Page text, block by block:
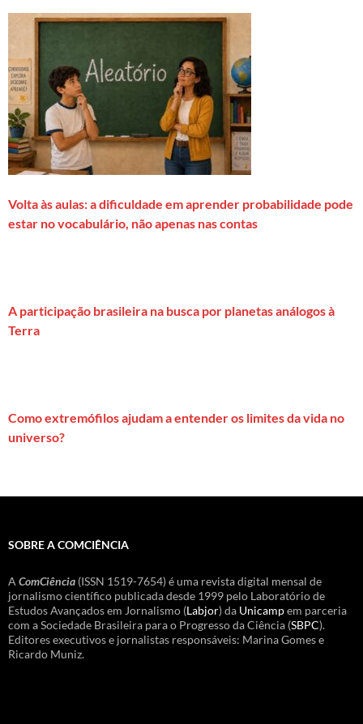
Volta às aulas: a dificuldade em aprender probabilidade pode
estar no vocabulário, não apenas nas contas
A participação brasileira na busca por planetas análogos à
Terra
Como extremófilos ajudam a entender os limites da vida no
universo?
SOBRE A COMCIÊNCIA
A ComCiência (ISSN 1519-7654) é uma revista digital mensal de
jornalismo científico publicada desde 1999 pelo Laboratório de
Estudos Avançados em Jornalismo (Labjor) da Unicampem parceria
com a Sociedade Brasileira para o Progresso da Ciência (SBPC).
Editores executivos e jornalistas responsáveis: Marina Gomes e
Ricardo Muniz.